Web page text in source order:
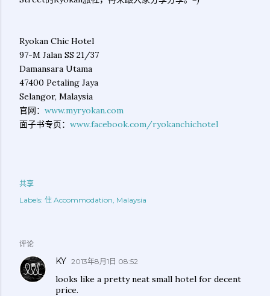
Ryokan Chic Hotel
97-M Jalan SS 21/37
Damansara Utama
47400 Petaling Jaya
Selangor, Malaysia
官网： www.myryokan.com
面子书专页： www.facebook.com/ryokanchichotel
共享
Labels: 住 Accommodation Malaysia
评论
KY 2013年8月1日 08:52
looks like a pretty neat small hotel for decent
price.